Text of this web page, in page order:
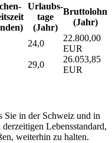
Urlaubs­
tage
(Jahr)
Bruttolohn
(Jahr)
24,0
22.800,00
EUR
29,0
26.053,85
EUR
Sie in der Schweiz und in
Lebensstandard,
weiterhin zu halten.